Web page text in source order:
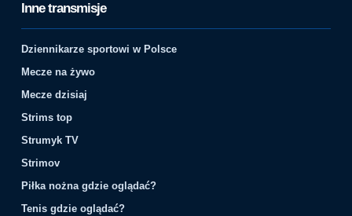
Inne transmisje
Dziennikarze sportowi w Polsce
Mecze na żywo
Mecze dzisiaj
Strims top
Strumyk TV
Strimov
Piłka nożna gdzie oglądać?
Tenis gdzie oglądać?